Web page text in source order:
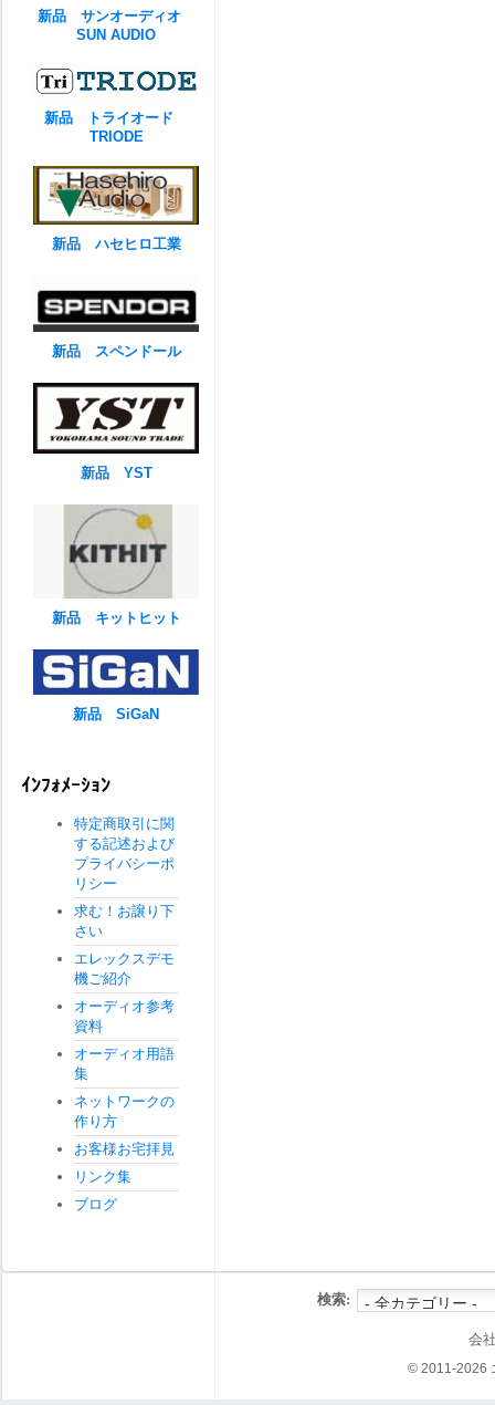
新品 サンオーディオ
SUN AUDIO
新品 トライオード
TRIODE
新品 ハセヒロ工業
新品 スペンドール
新品 YST
新品 キットヒット
新品 SiGaN
ｲﾝﾌｫﾒｰｼｮﾝ
特定商取引に関
する記述および
プライバシーポ
リシー
求む！お譲り下
さい
エレックスデモ
機ご紹介
オーディオ参考
資料
オーディオ用語
集
ネットワークの
作り方
お客様お宅拝見
リンク集
ブログ
検索:
会
© 2011-2026